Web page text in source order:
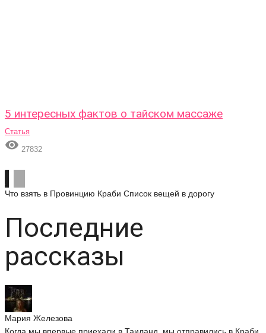
5 интересных фактов о тайском массаже
Статья
 27832
Что взять в Провинцию Краби Список вещей в дорогу
Последние
рассказы
Мария Железова